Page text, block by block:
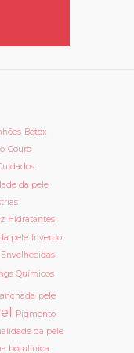
Botox
Couro
da pele
Hidratantes
pele Inverno
Envelhecidas
Químicos
pele
Pigmento
da pele
botulínica